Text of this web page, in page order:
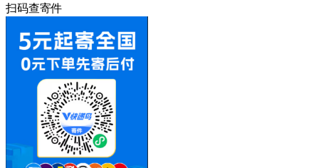
扫码查寄件